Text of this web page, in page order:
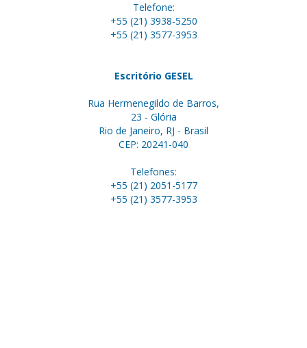
Telefone:
+55 (21) 3938-5250
+55 (21) 3577-3953
Escritório GESEL
Rua Hermenegildo de Barros,
23 - Glória
Rio de Janeiro, RJ - Brasil
CEP: 20241-040
Telefones:
+55 (21) 2051-5177
+55 (21) 3577-3953